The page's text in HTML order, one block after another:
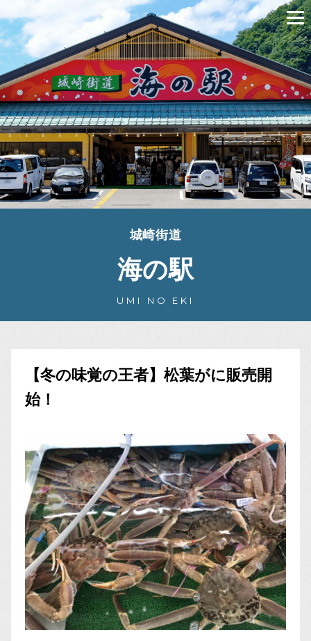
城崎街道
海の駅
UMI NO EKI
【冬の味覚の王者】松葉がに販売開
始！